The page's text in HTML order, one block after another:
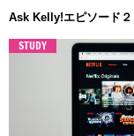
Ask Kelly!エピソード２
STUDY